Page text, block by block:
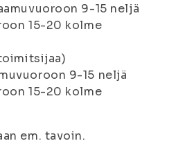
9-15 neljä
15-20 kolme
9-15 neljä
15-20 kolme
em. tavoin.